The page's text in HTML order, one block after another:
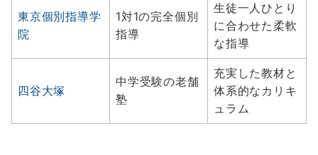
東京個別指導学
院
1対1の完全個別
指導
生徒一人ひとり
に合わせた柔軟
な指導
四谷大塚
中学受験の老舗
塾
充実した教材と
体系的なカリキ
ュラム